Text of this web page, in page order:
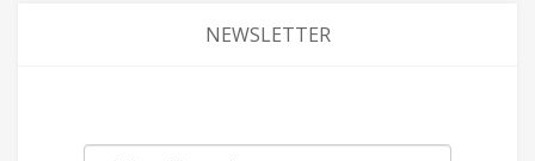
NEWSLETTER